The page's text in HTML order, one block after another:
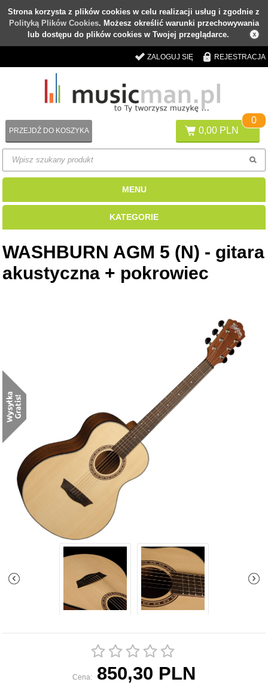
Strona korzysta z plików cookies w celu realizacji usług i zgodnie z
Polityką Plików Cookies. Możesz określić warunki przechowywania
lub dostępu do plików cookies w Twojej przeglądarce.
ZALOGUJ SIĘ REJESTRACJA
0,00 PLN
0
PRZEJDŹ DO KOSZYKA
MENU
KATEGORIE
WASHBURN AGM 5 (N) - gitara
akustyczna + pokrowiec
Cena: 850,30 PLN